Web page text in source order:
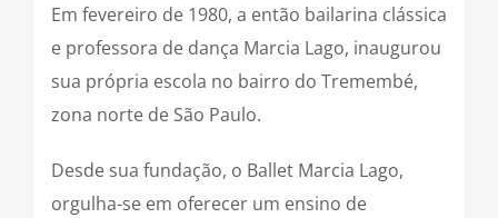
Em fevereiro de 1980, a então bailarina clássica
e professora de dança Marcia Lago, inaugurou
sua própria escola no bairro do Tremembé,
zona norte de São Paulo.
Desde sua fundação, o Ballet Marcia Lago,
orgulha-se em oferecer um ensino de